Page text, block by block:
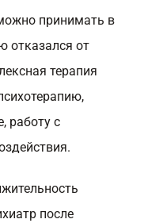
принимать в
отказался от
терапия
работу с
после